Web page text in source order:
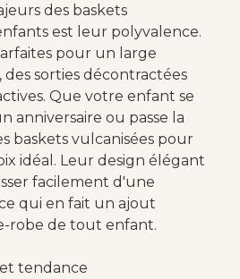
des baskets
est leur polyvalence.
pour un large
sorties décontractées
Que votre enfant se
anniversaire ou passe la
baskets vulcanisées pour
idéal. Leur design élégant
facilement d'une
qui en fait un ajout
robe de tout enfant.
tendance